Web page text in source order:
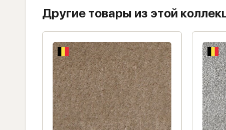
Другие товары из этой